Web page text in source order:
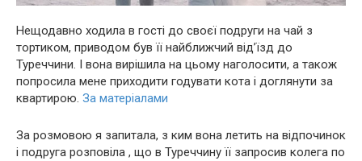
Нещодавно ходила в гості до своєї подруги на чай з
тортиком, приводом був її найближчий від’їзд до
Туреччини. І вона вирішила на цьому наголосити, а також
попросила мене приходити годувати кота і доглянути за
квартирою. За матеріалами
За розмовою я запитала, з ким вона летить на відпочинок
і подруга розповіла , що в Туреччину її запросив колега по